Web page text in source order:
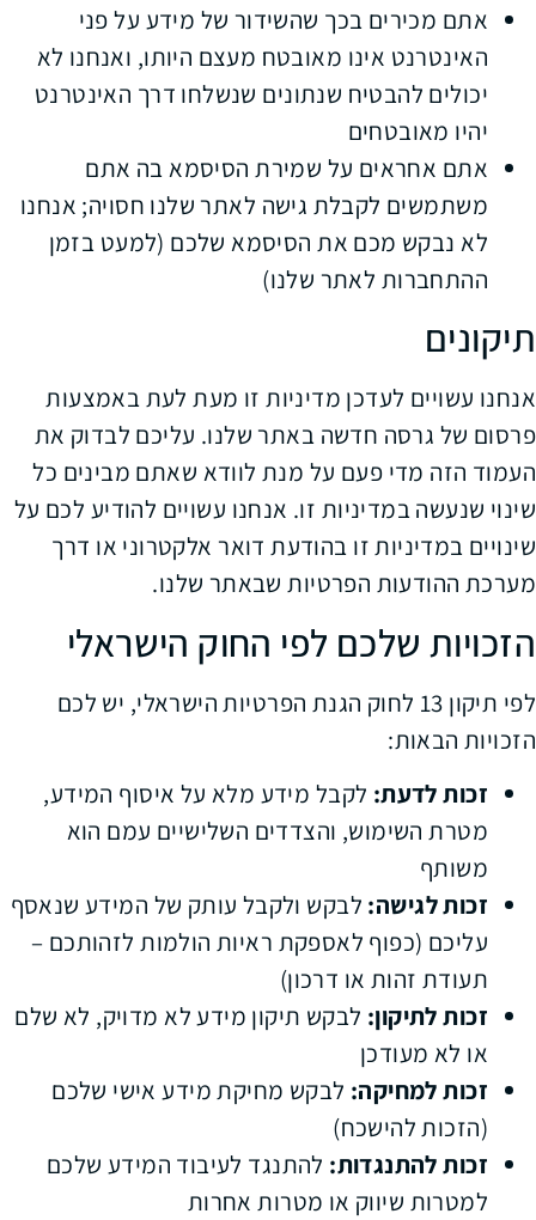
אתם מכירים בכך שהשידור של מידע על פני
האינטרנט אינו מאובטח מעצם היותו, ואנחנו לא
יכולים להבטיח שנתונים שנשלחו דרך האינטרנט
יהיו מאובטחים
אתם אחראים על שמירת הסיסמא בה אתם
משתמשים לקבלת גישה לאתר שלנו חסויה; אנחנו
לא נבקש מכם את הסיסמא שלכם (למעט בזמן
ההתחברות לאתר שלנו)
תיקונים
אנחנו עשויים לעדכן מדיניות זו מעת לעת באמצעות
פרסום של גרסה חדשה באתר שלנו. עליכם לבדוק את
העמוד הזה מדי פעם על מנת לוודא שאתם מבינים כל
שינוי שנעשה במדיניות זו. אנחנו עשויים להודיע לכם על
שינויים במדיניות זו בהודעת דואר אלקטרוני או דרך
מערכת ההודעות הפרטיות שבאתר שלנו.
הזכויות שלכם לפי החוק הישראלי
לפי תיקון 13 לחוק הגנת הפרטיות הישראלי, יש לכם
הזכויות הבאות:
זכות לדעת: לקבל מידע מלא על איסוף המידע,
מטרת השימוש, והצדדים השלישיים עמם הוא
משותף
זכות לגישה: לבקש ולקבל עותק של המידע שנאסף
עליכם (כפוף לאספקת ראיות הולמות לזהותכם –
תעודת זהות או דרכון)
זכות לתיקון: לבקש תיקון מידע לא מדויק, לא שלם
או לא מעודכן
זכות למחיקה: לבקש מחיקת מידע אישי שלכם
(הזכות להישכח)
זכות להתנגדות: להתנגד לעיבוד המידע שלכם
למטרות שיווק או מטרות אחרות